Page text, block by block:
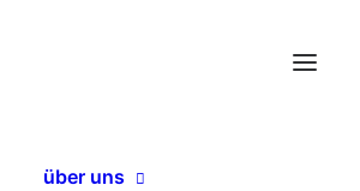
über uns
Druck Prüfung manuell